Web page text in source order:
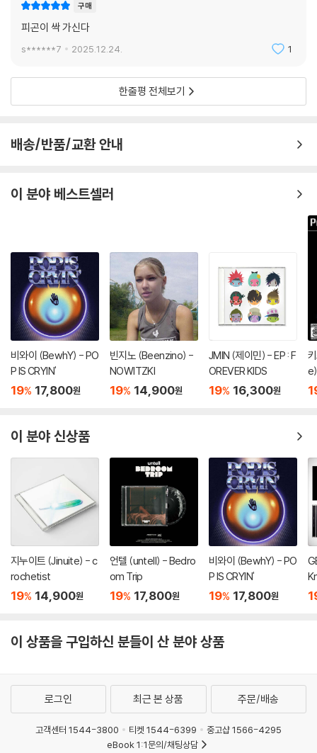
구매
피곤이 싹 가신다
s******7 2025.12.24. 1
한줄평 전체보기
배송/반품/교환 안내
이 분야 베스트셀러
비와이 (BewhY) - PO
P IS CRYIN'
19% 17,800원
빈지노 (Beenzino) -
NOWITZKI
19% 14,900원
JMIN (제이민) - EP : F
OREVER KIDS
19% 16,300원
이 분야 신상품
지누이트 (Jinuite) - c
rochetist
19% 14,900원
언텔 (untell) - Bedro
om Trip
19% 17,800원
비와이 (BewhY) - PO
P IS CRYIN'
19% 17,800원
이 상품을 구입하신 분들이 산 분야 상품
로그인 최근 본 상품 주문/배송
고객센터 1544-3800 티켓 1544-6399
중고샵 1566-4295
eBook 1:1문의/채팅상담